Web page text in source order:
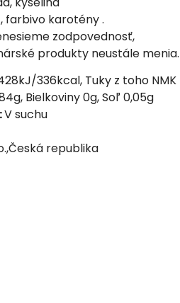
farbivo karotény .
zodpovednosť,
produkty neustále menia.
336kcal, Tuky z toho NMK
Bielkoviny 0g, Soľ 0,05g
V suchu
republika